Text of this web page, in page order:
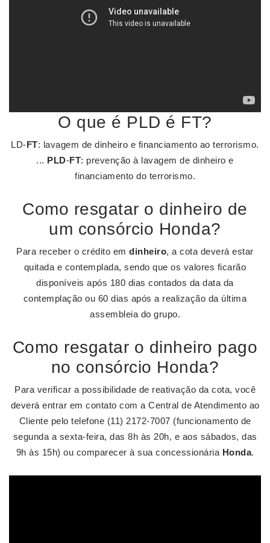
O que é PLD é FT?
LD-FT: lavagem de dinheiro e financiamento ao terrorismo.
... PLD-FT: prevenção à lavagem de dinheiro e
financiamento do terrorismo.
Como resgatar o dinheiro de
um consórcio Honda?
Para receber o crédito emdinheiro, a cota deverá estar
quitada e contemplada, sendo que os valores ficarão
disponíveis após 180 dias contados da data da
contemplação ou 60 dias após a realização da última
assembleia do grupo.
Como resgatar o dinheiro pago
no consórcio Honda?
Para verificar a possibilidade de reativação da cota, você
deverá entrar em contato com a Central de Atendimento ao
Cliente pelo telefone (11) 2172-7007 (funcionamento de
segunda a sexta-feira, das 8h às 20h, e aos sábados, das
9h às 15h) ou comparecer à sua concessionária Honda.